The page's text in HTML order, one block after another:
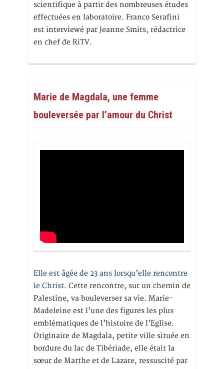
scientifique à partir des nombreuses études
effectuées en laboratoire. Franco Serafini
est interviewé par Jeanne Smits, rédactrice
en chef de RiTV.
Marie de Magdala, une femme
bouleversée par l’amour du Christ
Elle est âgée de 23 ans lorsqu’elle rencontre
le Christ. Cette rencontre, sur un chemin de
Palestine, va bouleverser sa vie. Marie-
Madeleine est l’une des figures les plus
emblématiques de l’histoire de l’Eglise.
Originaire de Magdala, petite ville située en
bordure du lac de Tibériade, elle était la
sœur de Marthe et de Lazare, ressuscité par